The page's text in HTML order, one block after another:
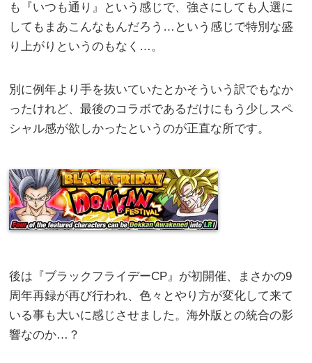
も『いつも通り』という感じで、強さにしても人選に
してもまあこんなもんだろう…という感じで特別な盛
り上がりというのもなく…。
別に例年より手を抜いていたとかそういう訳でもなか
ったけれど、最後のコラボであるだけにもう少しスペ
シャル感が欲しかったというのが正直な所です。
後は『ブラックフライデーCP』が初開催、まさかの9
周年再録が再び行われ、色々とやり方が変化して来て
いる事も大いに感じさせました。海外版との統合の影
響なのか…？